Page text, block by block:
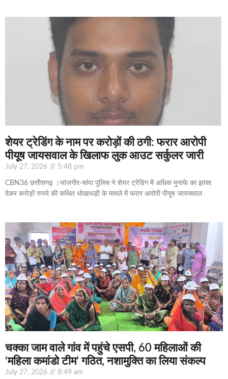
शेयर ट्रेडिंग के नाम पर करोड़ों की ठगी: फरार आरोपी
पीयूष जायसवाल के खिलाफ लुक आउट सर्कुलर जारी
July 27, 2026 5:48 pm
CBN36 छत्तीसगढ़ ।जांजगीर-चांपा पुलिस ने शेयर ट्रेडिंग में अधिक मुनाफे का झांसा
देकर करोड़ों रुपये की कथित धोखाधड़ी के मामले में फरार आरोपी पीयूष जायसवाल
चक्का जाम वाले गांव में पहुंचे एसपी, 60 महिलाओं की
‘महिला कमांडो टीम’ गठित, नशामुक्ति का लिया संकल्प
July 27, 2026 8:49 am